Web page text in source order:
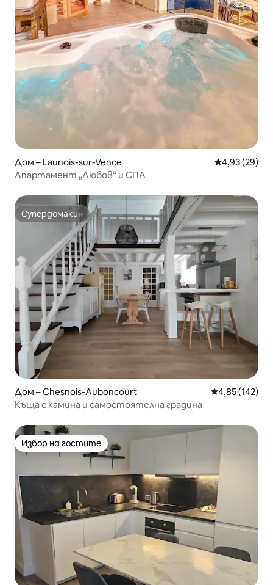
Дом – Launois-sur-Vence Средна
4,93 (29)
Апартамент „Любов“ и СПА
Супердомакин
Супердомакин
Дом – Chesnois-Auboncourt Средна
4,85 (142)
Къща с камина и самостоятелна градина
Избор на гостите
Избор на гостите